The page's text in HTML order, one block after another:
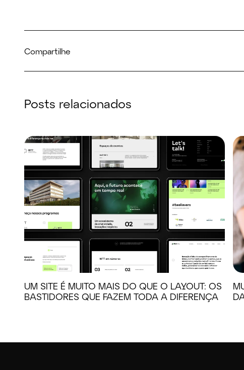
Compartilhe
Posts relacionados
UM SITE É MUITO MAIS DO QUE O LAYOUT: OS
BASTIDORES QUE FAZEM TODA A DIFERENÇA